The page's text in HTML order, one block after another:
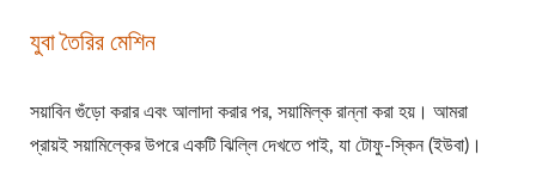
যুবা তৈরির মেশিন
সয়াবিন গুঁড়ো করার এবং আলাদা করার পর, সয়ামিল্ক রান্না করা হয়। আমরা
প্রায়ই সয়ামিল্কের উপরে একটি ঝিল্লি দেখতে পাই, যা টোফু-স্কিন (ইউবা)।